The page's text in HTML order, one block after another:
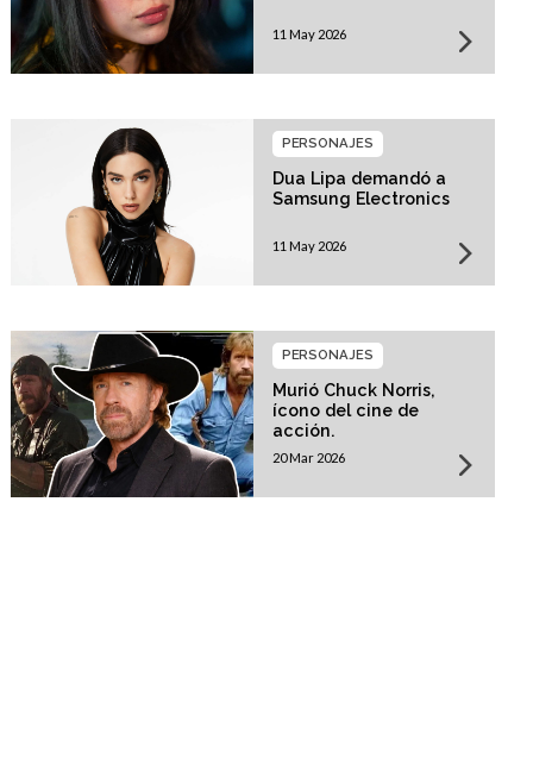
11 May 2026
Dua Lipa demandó a
Samsung Electronics
PERSONAJES
11 May 2026
Murió Chuck Norris,
ícono del cine de
acción.
PERSONAJES
20 Mar 2026